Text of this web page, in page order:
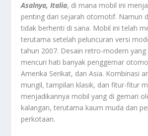
Asalnya, Italia, di mana mobil ini
penting dari sejarah otomotif. Namun
tidak berhenti di sana. Mobil ini telah
terutama setelah peluncuran versi
tahun 2007. Desain retro-modern yang
mencuri hati banyak penggemar
Amerika Serikat, dan Asia. Kombinasi
mungil, tampilan klasik, dan fitur-fitur
menjadikannya mobil yang di gemari
kalangan, terutama kaum muda dan
perkotaan.